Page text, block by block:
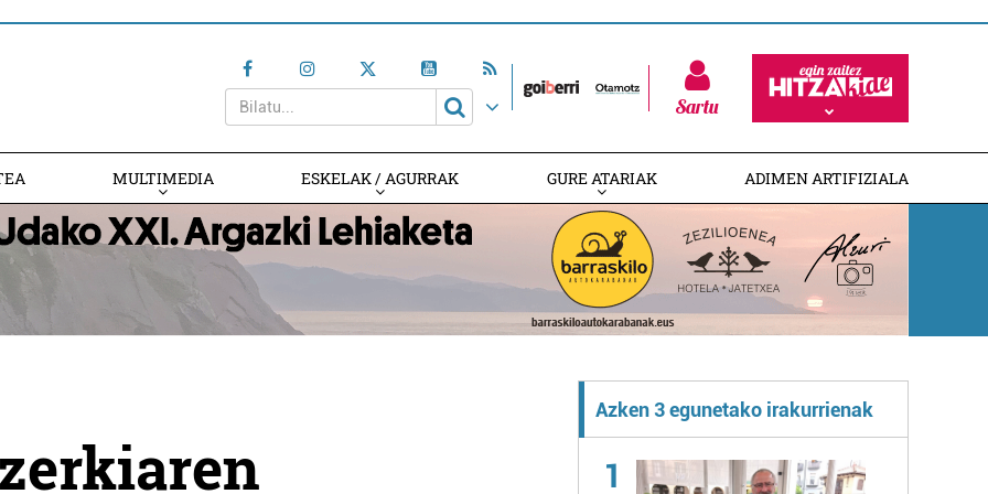
Sartu
MULTIMEDIA ESKELAK / AGURRAK GURE ATARIAK ADIMEN ARTIFIZIALA
Azken 3 egunetako irakurrienak
1